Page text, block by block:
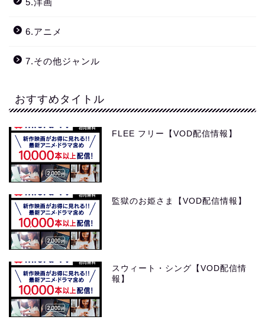
5.洋画
6.アニメ
7.その他ジャンル
おすすめタイトル
FLEE フリー【VOD配信情報】
監獄のお姫さま【VOD配信情報】
スウィート・シング【VOD配信情
報】